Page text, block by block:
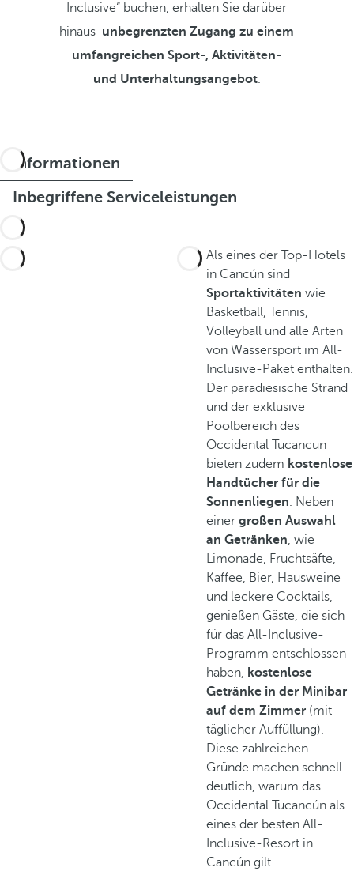
Inclusive“ buchen, erhalten Sie darüber
hinaus unbegrenzten Zugang zu einem
umfangreichen Sport-, Aktivitäten-
und Unterhaltungsangebot.
Informationen
Inbegriffene Serviceleistungen
Als eines der Top-Hotels
in Cancún sind
Sportaktivitäten wie
Basketball, Tennis,
Volleyball und alle Arten
von Wassersport im All-
Inclusive-Paket enthalten.
Der paradiesische Strand
und der exklusive
Poolbereich des
Occidental Tucancun
bieten zudem kostenlose
Handtücher für die
Sonnenliegen. Neben
einergroßen Auswahl
an Getränken, wie
Limonade, Fruchtsäfte,
Kaffee, Bier, Hausweine
und leckere Cocktails,
genießen Gäste, die sich
für das All-Inclusive-
Programm entschlossen
haben, kostenlose
Getränke in der Minibar
auf dem Zimmer (mit
täglicher Auffüllung).
Diese zahlreichen
Gründe machen schnell
deutlich, warum das
Occidental Tucancún als
eines der besten All-
Inclusive-Resort in
Cancún gilt.